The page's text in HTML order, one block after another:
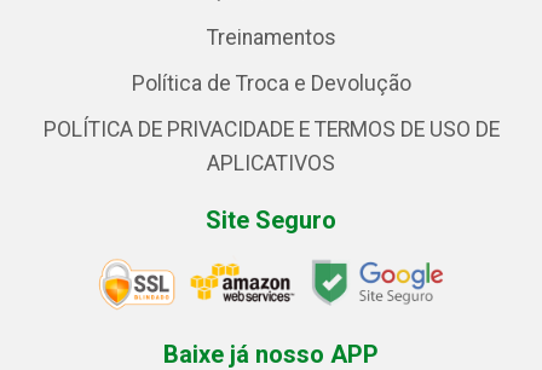
Treinamentos
Política de Troca e Devolução
POLÍTICA DE PRIVACIDADE E TERMOS DE USO DE
APLICATIVOS
Site Seguro
Baixe já nosso APP